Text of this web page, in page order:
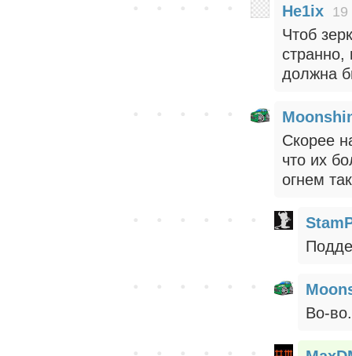
He1ix 19
Чтоб
странно,
должна
Скорее
что их
огнем
Во-